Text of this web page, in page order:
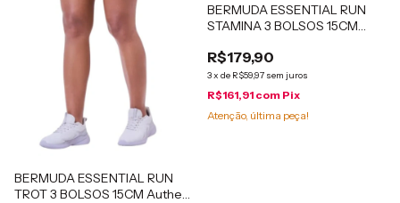
BERMUDA ESSENTIAL RUN
TROT 3 BOLSOS 15CM Authen
BERMUDA ESSENTIAL RUN
STAMINA 3 BOLSOS 15CM
R$179,90
3x de R$59,97 sem juros
R$161,91 com Pix
Atenção, última peça!